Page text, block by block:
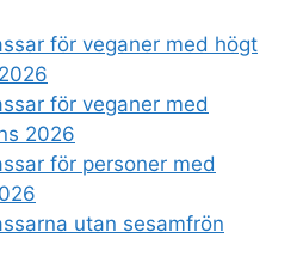
för veganer med högt
för veganer med
2026
för personer med
utan sesamfrön